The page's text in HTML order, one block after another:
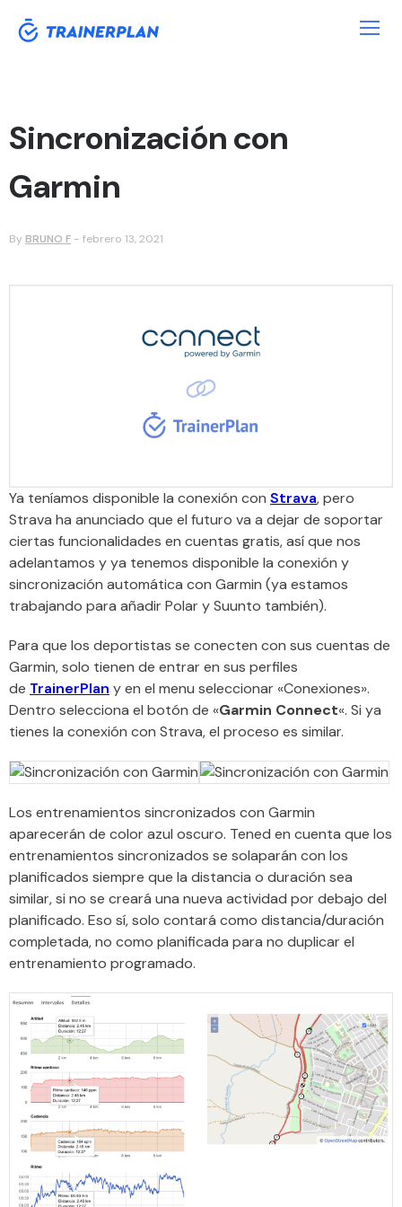
Sincronización con
Garmin
By BRUNO F - febrero 13, 2021
Ya teníamos disponible la conexión con Strava, pero
Strava ha anunciado que el futuro va a dejar de soportar
ciertas funcionalidades en cuentas gratis, así que nos
adelantamos y ya tenemos disponible la conexión y
sincronización automática con Garmin (ya estamos
trabajando para añadir Polar y Suunto también).
Para que los deportistas se conecten con sus cuentas de
Garmin, solo tienen de entrar en sus perfiles
de TrainerPlan y en el menu seleccionar «Conexiones».
Dentro selecciona el botón de «Garmin Connect«. Si ya
tienes la conexión con Strava, el proceso es similar.​
Los entrenamientos sincronizados con Garmin
aparecerán de color azul oscuro. Tened en cuenta que los
entrenamientos sincronizados se solaparán con los
planificados siempre que la distancia o duración sea
similar, si no se creará una nueva actividad por debajo del
planificado. Eso sí, solo contará como distancia/duración
completada, no como planificada para no duplicar el
entrenamiento programado.